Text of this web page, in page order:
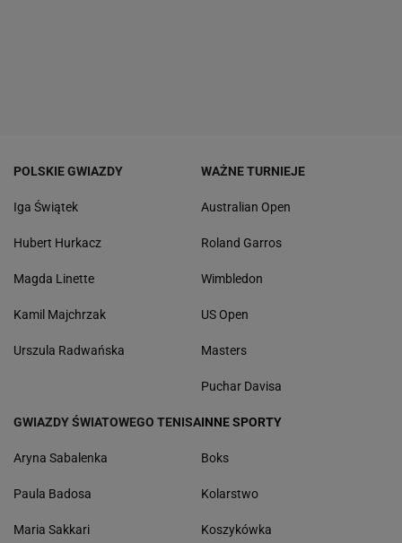
POLSKIE GWIAZDY
Iga Świątek
Hubert Hurkacz
Magda Linette
Kamil Majchrzak
Urszula Radwańska
WAŻNE TURNIEJE
Australian Open
Roland Garros
Wimbledon
US Open
Masters
Puchar Davisa
GWIAZDY ŚWIATOWEGO TENISA
Aryna Sabalenka
Paula Badosa
Maria Sakkari
INNE SPORTY
Boks
Kolarstwo
Koszykówka